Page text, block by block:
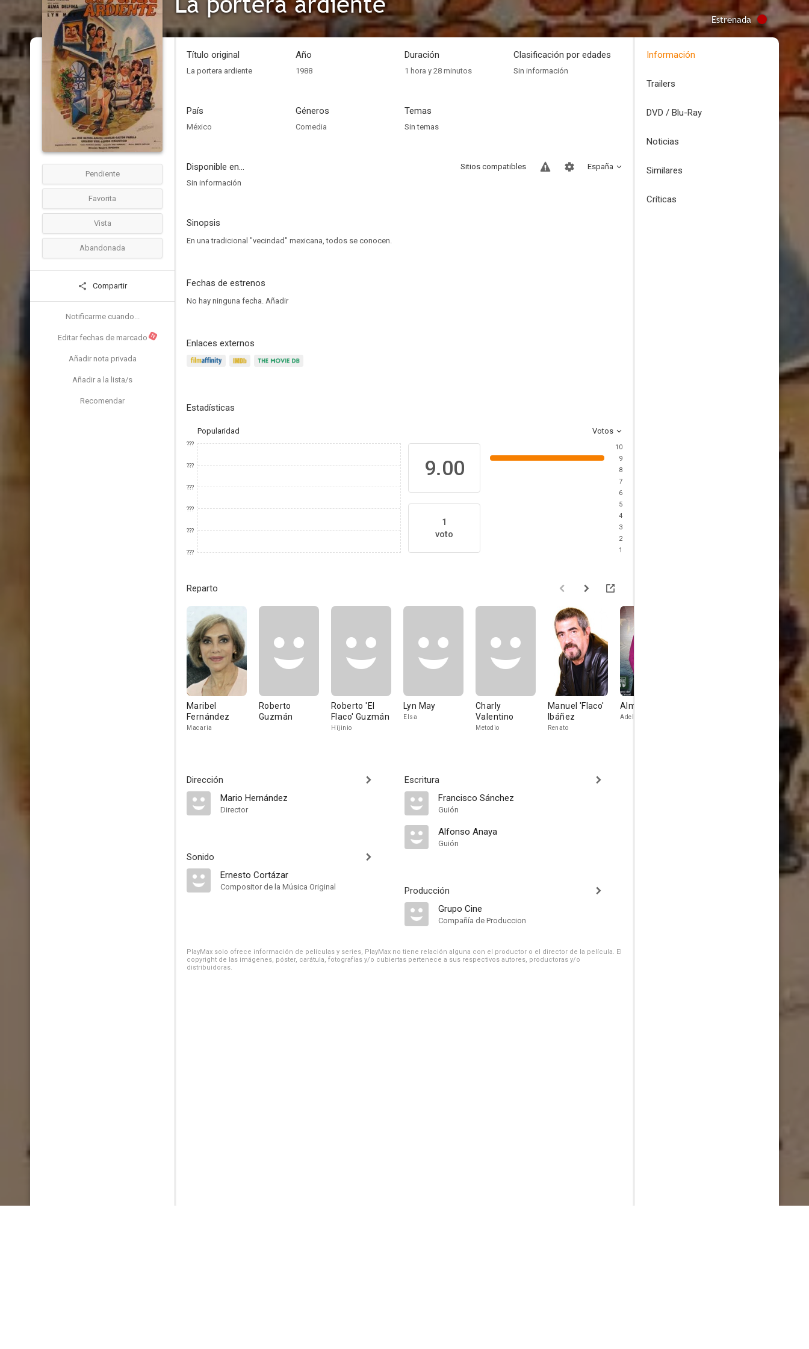
Estrenada
Pendiente
Favorita
Vista
Abandonada
Compartir
Notificarme cuando...
Editar fechas de marcado N
Añadir nota privada
Añadir a la lista/s
Recomendar
Título original
La portera ardiente
Año
1988
Duración
1 hora y 28 minutos
Clasificación por edades
Sin información
País
México
Géneros
Comedia
Temas
Sin temas
Disponible en... España
Sitios compatibles
Sin información
Sinopsis
En una tradicional "vecindad" mexicana, todos se conocen.
Fechas de estrenos
No hay ninguna fecha. Añadir
Enlaces externos
Estadísticas
Popularidad Votos
???
???
???
???
???
???
9.00
1
voto
10
9
8
7
6
5
4
3
2
1
Reparto
Maribel
Fernández
Macaria
Roberto
Guzmán
Roberto 'El
Flaco' Guzmán
Hijinio
Lyn May
Elsa
Charly
Valentino
Metodio
Manuel 'Flaco'
Ibáñez
Renato
Alma Delfina
Adelita
Jacaranda
Minerva
Dirección
Mario Hernández
Director
Sonido
Ernesto Cortázar
Compositor de la Música Original
Escritura
Francisco Sánchez
Guión
Alfonso Anaya
Guión
Producción
Grupo Cine
Compañía de Produccion
PlayMax solo ofrece información de películas y series, PlayMax no tiene relación alguna con el productor o el director de la película. El
copyright de las imágenes, póster, carátula, fotografías y/o cubiertas pertenece a sus respectivos autores, productoras y/o
distribuidoras.
Información
Trailers
DVD / Blu-Ray
Noticias
Similares
Críticas